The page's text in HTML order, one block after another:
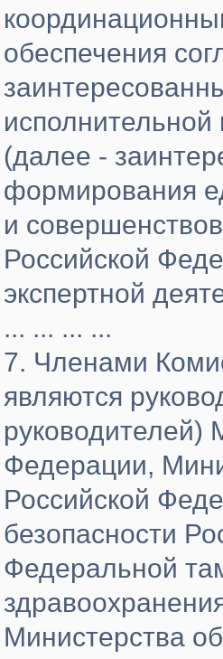
обеспечения
исполнительной
(далее -
формирования
и
Российской
экспертной
... ... ... ...
7. Членами
являются
руководителей)
Федерации,
Российской
безопасности
Федеральной
Министерства